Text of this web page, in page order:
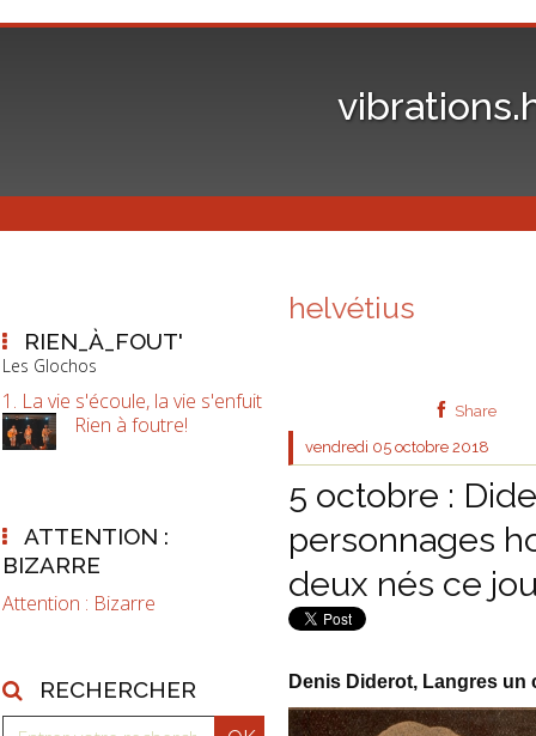
RIEN_À_FOUT'
Les Glochos
1. La vie s'écoule, la vie s'enfuit
Rien à foutre!
ATTENTION :
BIZARRE
Attention : Bizarre
RECHERCHER
helvétius
Share
vendredi 05 octobre 2018
5 octobre :
personnages
deux nés ce
Denis Diderot, Langres un